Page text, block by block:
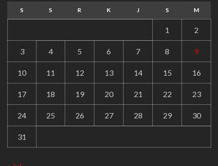
S S R K J S M
1 2
3 4 5 6 7 8 9
10 11 12 13 14 15 16
17 18 19 20 21 22 23
24 25 26 27 28 29 30
31